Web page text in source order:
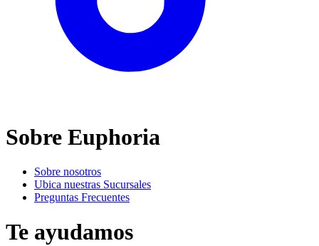
Sobre Euphoria
Sobre nosotros
Ubica nuestras Sucursales
Preguntas Frecuentes
Te ayudamos